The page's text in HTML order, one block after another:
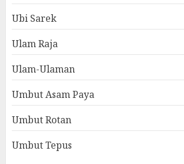
Ubi Sarek
Ulam Raja
Ulam-Ulaman
Umbut Asam Paya
Umbut Rotan
Umbut Tepus